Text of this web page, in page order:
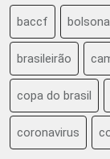
baccf
brasileirão
copa do brasil
coronavirus